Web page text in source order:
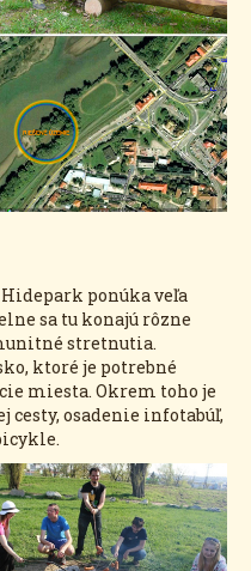
ponúka veľa
sa tu konajú rôzne
stretnutia.
ktoré je potrebné
miesta. Okrem toho je
cesty, osadenie infotabúľ,